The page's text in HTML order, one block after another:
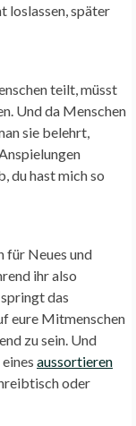
loslassen, später
teilt, müsst
Und da Menschen
sie belehrt,
du hast mich so
für Neues und
ihr also
das
eure Mitmenschen
zu sein. Und
aussortieren
oder